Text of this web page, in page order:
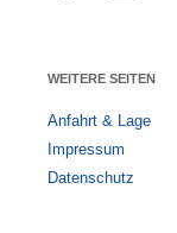
WEITERE SEITEN
Anfahrt & Lage
Impressum
Datenschutz